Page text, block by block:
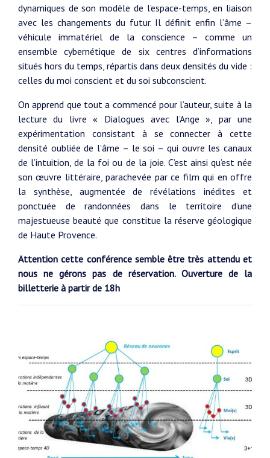
dynamiques de son modèle de l’espace-temps, en liaison
avec les changements du futur. Il définit enfin l’âme –
véhicule immatériel de la conscience – comme un
ensemble cybernétique de six centres d’informations
situés hors du temps, répartis dans deux densités du vide :
celles du moi conscient et du soi subconscient.
On apprend que tout a commencé pour l’auteur, suite à la
lecture du livre « Dialogues avec l’Ange », par une
expérimentation consistant à se connecter à cette
densité oubliée de l’âme – le soi – qui ouvre les canaux
de l’intuition, de la foi ou de la joie. C’est ainsi qu’est née
son œuvre littéraire, parachevée par ce film qui en offre
la synthèse, augmentée de révélations inédites et
ponctuée de randonnées dans le territoire d’une
majestueuse beauté que constitue la réserve géologique
de Haute Provence.
Attention cette conférence semble être très attendu et
nous ne gérons pas de réservation. Ouverture de la
billetterie à partir de 18h